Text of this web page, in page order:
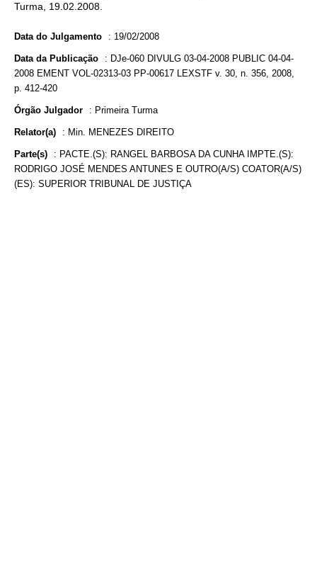
Turma, 19.02.2008.
Data do Julgamento : 19/02/2008
Data da Publicação : DJe-060 DIVULG 03-04-2008 PUBLIC 04-04-
2008 EMENT VOL-02313-03 PP-00617 LEXSTF v. 30, n. 356, 2008,
p. 412-420
Órgão Julgador : Primeira Turma
Relator(a) : Min. MENEZES DIREITO
Parte(s) : PACTE.(S): RANGEL BARBOSA DA CUNHA IMPTE.(S):
RODRIGO JOSÉ MENDES ANTUNES E OUTRO(A/S) COATOR(A/S)
(ES): SUPERIOR TRIBUNAL DE JUSTIÇA